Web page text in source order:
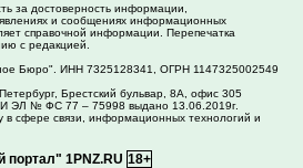
за достоверность информации,
и сообщениях информационных
справочной информации. Перепечатка
с редакцией.
Бюро". ИНН 7325128341, ОГРН 1147325002549
Брестский бульвар, 8А, офис 305
ЭЛ № ФС 77 – 75998 выдано 13.06.2019г.
сфере связи, информационных технологий и
портал" 1PNZ.RU 18+